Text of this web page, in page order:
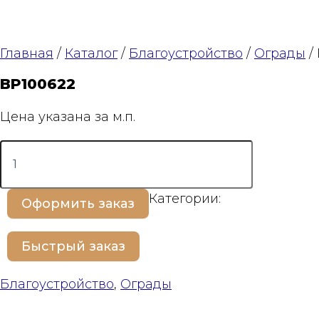
Главная / Каталог/ Благоустройство / Ограды /
BP100622
Цена указана за м.п.
Количество
товара
Оформить заказ
Быстрый заказ
Категории:
Благоустройство, Ограды